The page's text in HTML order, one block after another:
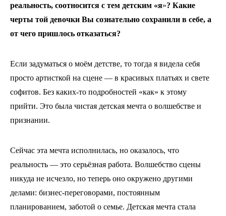
реальность, соотносится с тем детским «я»? Какие
черты той девочки Вы сознательно сохранили в себе, а
от чего пришлось отказаться?
Если задуматься о моём детстве, то тогда я видела себя
просто артисткой на сцене — в красивых платьях и свете
софитов. Без каких-то подробностей «как» к этому
прийти. Это была чистая детская мечта о волшебстве и
признании.
Сейчас эта мечта исполнилась, но оказалось, что
реальность — это серьёзная работа. Волшебство сцены
никуда не исчезло, но теперь оно окружено другими
делами: бизнес-переговорами, постоянным
планированием, заботой о семье. Детская мечта стала